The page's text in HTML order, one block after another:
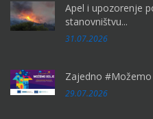
Apel i upozorenje
stanovništvu...
31.07.2026
Zajedno #Možemo
29.07.2026